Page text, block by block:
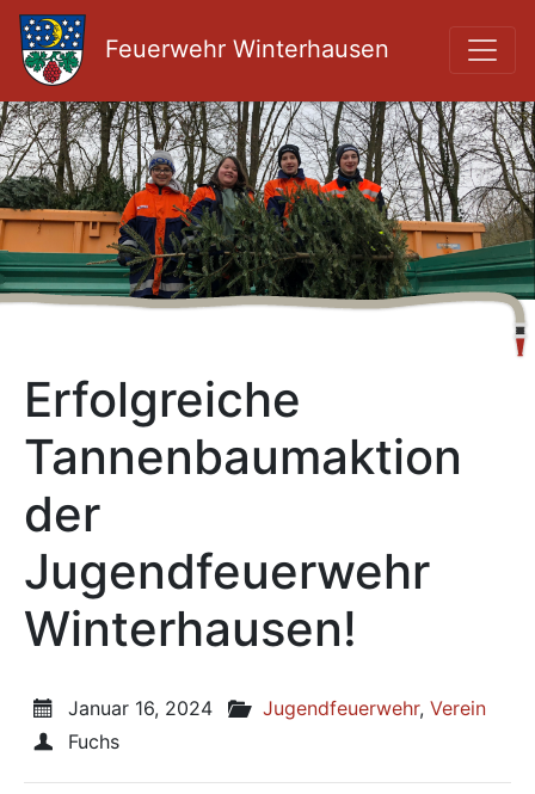
Feuerwehr Winterhausen
Erfolgreiche
Tannenbaumaktion
der
Jugendfeuerwehr
Winterhausen!
Veröffentlicht am:
Januar 16, 2024 Veröffentlicht in den
Jugendfeuerwehr, Verein
Veröffentlicht von
Fuchs